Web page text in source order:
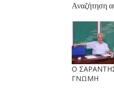
Αναζήτηση
O
ΓΝΩΜΗ